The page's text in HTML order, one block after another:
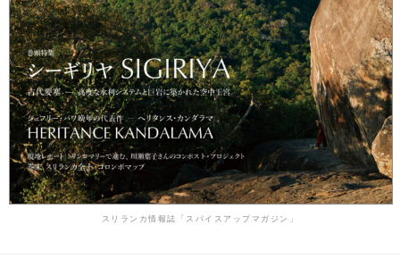
スリランカ情報誌「スパイスアップマガジン」